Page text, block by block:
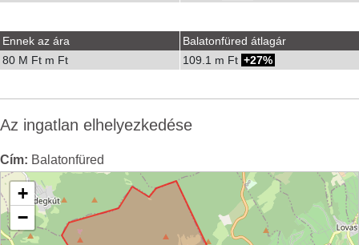
Ennek az ára
Balatonfüred átlagár
80 M Ft m Ft
109.1 m Ft 27%
Az ingatlan elhelyezkedése
Cím: Balatonfüred
+
−